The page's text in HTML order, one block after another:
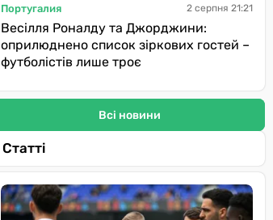
Португалия 2 серпня 21:21
Весілля Роналду та Джорджини:
оприлюднено список зіркових гостей –
футболістів лише троє
Всі новини
Статті